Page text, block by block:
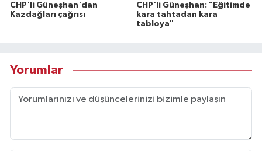
CHP'li Güneşhan'dan
Kazdağları çağrısı
CHP'li Güneşhan: "Eğitimde
kara tahtadan kara
tabloya"
Yorumlar